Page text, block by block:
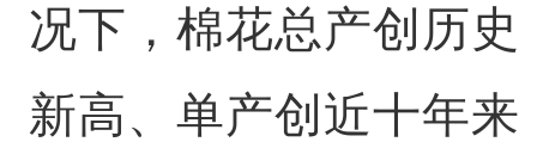
况下，棉花总产创历史
新高、单产创近十年来